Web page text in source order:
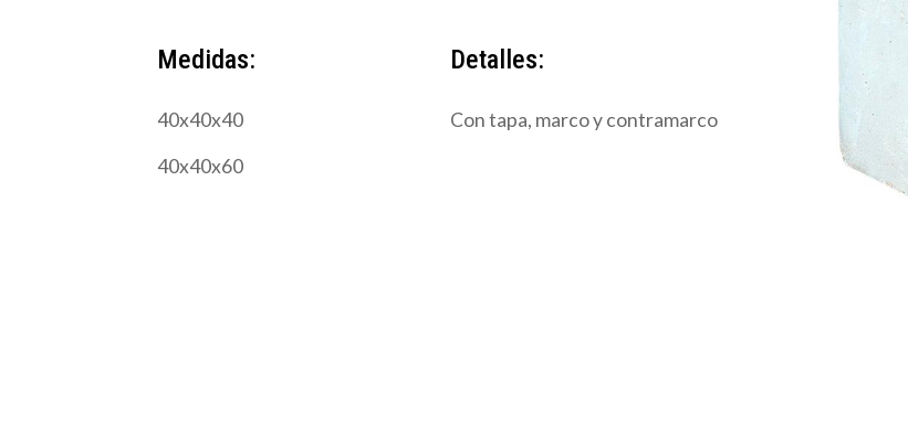
Medidas:
40x40x40
40x40x60
Detalles:
Con tapa, marco y contramarco